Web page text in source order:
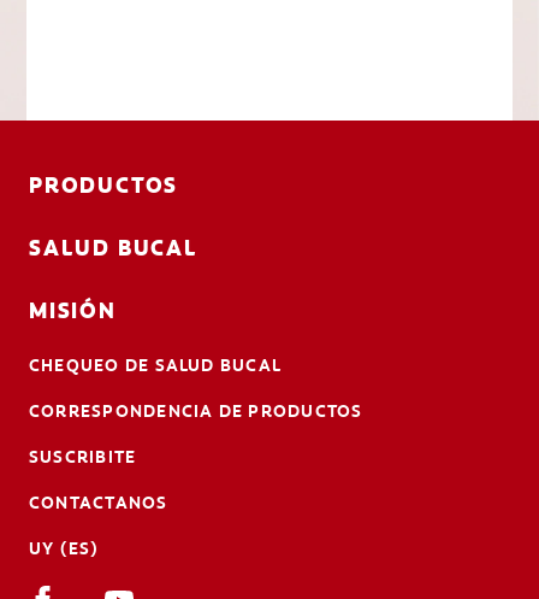
PRODUCTOS
SALUD BUCAL
MISIÓN
CHEQUEO DE SALUD BUCAL
CORRESPONDENCIA DE PRODUCTOS
SUSCRIBITE
CONTACTANOS
UY (ES)